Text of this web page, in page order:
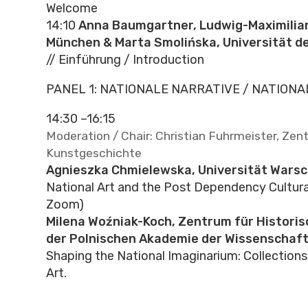
Welcome
14:10 Anna Baumgartner, Ludwig-
München & Marta Smolińska, Universität
// Einführung / Introduction
PANEL 1: NATIONALE NARRATIVE /
14:30 –16:15
Moderation / Chair: Christian Fuhrmeister,
Kunstgeschichte
Agnieszka Chmielewska, Universität
National Art and the Post Dependency
Zoom)
Milena Woźniak-Koch, Zentrum für
der Polnischen Akademie der
Shaping the National Imaginarium:
Art.